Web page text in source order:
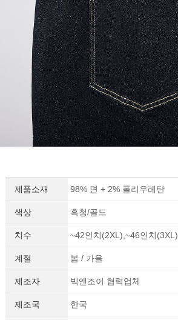
제품소재 98% 면 + 2% 폴리우레탄
색상 흑청/골드
치수 ~42인치(2XL),~46인치(3XL)
계절 봄 / 가을
제조자 빅앤조이 협력업체
제조국 한국